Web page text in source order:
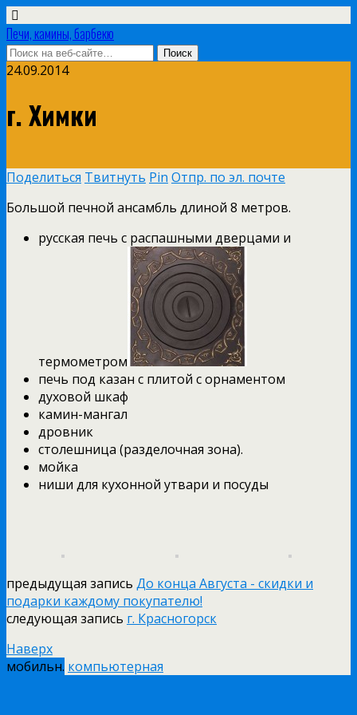
Печи, камины, барбекю
24.09.2014
г. Химки
Поделиться Твитнуть Pin Отпр. по эл. почте
Большой печной ансамбль длиной 8 метров.
русская печь с распашными дверцами и
термометром
печь под казан с плитой с орнаментом
духовой шкаф
камин-мангал
дровник
столешница (разделочная зона).
мойка
ниши для кухонной утвари и посуды
предыдущая запись До конца Августа - скидки и
подарки каждому покупателю!
следующая запись г. Красногорск
Наверх
мобильн. компьютерная